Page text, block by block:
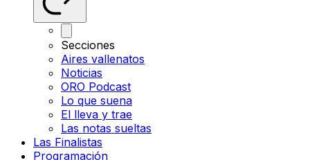
Secciones
Aires vallenatos
Noticias
ORO Podcast
Lo que suena
El lleva y trae
Las notas sueltas
Las Finalistas
Programación